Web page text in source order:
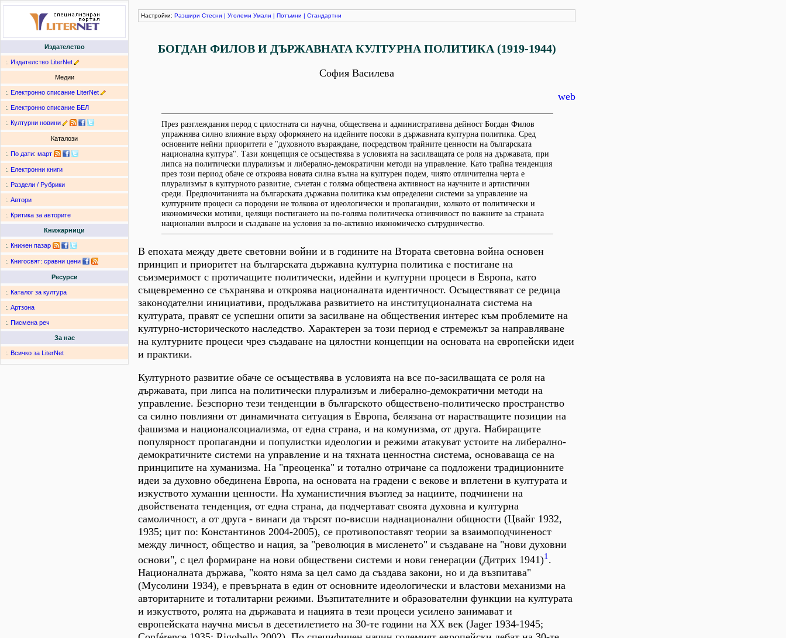
Издателство
:. Издателство LiterNet
Медии
:. Електронно списание LiterNet
:. Електронно списание БЕЛ
:. Културни новини
Каталози
:. По дати: март
:. Електронни книги
:. Раздели / Рубрики
:. Автори
:. Критика за авторите
Книжарници
:. Книжен пазар
:. Книгосвят: сравни цени
Ресурси
:. Каталог за култура
:. Артзона
:. Писмена реч
За нас
:. Всичко за LiterNet
Настройки: Разшири Стесни | Уголеми Умали | Потъмни | Стандартни
БОГДАН ФИЛОВ И ДЪРЖАВНАТА КУЛТУРНА ПОЛИТИКА (1919-1944)
София Василева
web
През разглеждания перод с цялостната си научна, обществена и административна дейност Богдан Филов
упражнява силно влияние върху оформянето на идейните посоки в държавната културна политика. Сред
основните нейни приоритети е "духовното възраждане, посредством трайните ценности на българската
национална култура". Тази концепция се осъществява в условията на засилващата се роля на държавата, при
липса на политически плурализъм и либерално-демократични методи на управление. Като трайна тенденция
през този период обаче се откроява новата силна вълна на културен подем, чиято отличителна черта е
плурализмът в културното развитие, съчетан с голяма обществена активност на научните и артистични
среди. Предпочитанията на българската държавна политика към определени системи за управление на
културните процеси са породени не толкова от идеологически и пропагандни, колкото от политически и
икономически мотиви, целящи постигането на по-голяма политическа отзивчивост по важните за страната
национални въпроси и създаване на условия за по-активно икономическо сътрудничество.
В епохата между двете световни войни и в годините на Втората световна война основен
принцип и приоритет на българската държавна културна политика е постигане на
съизмеримост с протичащите политически, идейни и културни процеси в Европа, като
същевременно се съхранява и откроява националната идентичност. Осъществяват се редица
законодателни инициативи, продължава развитието на институционалната система на
културата, правят се успешни опити за засилване на обществения интерес към проблемите на
културно-историческото наследство. Характерен за този период е стремежът за направляване
на културните процеси чрез създаване на цялостни концепции на основата на европейски идеи
и практики.
Културното развитие обаче се осъществява в условията на все по-засилващата се роля на
държавата, при липса на политически плурализъм и либерално-демократични методи на
управление. Безспорно тези тенденции в българското обществено-политическо пространство
са силно повлияни от динамичната ситуация в Европа, белязана от нарастващите позиции на
фашизма и националсоциализма, от една страна, и на комунизма, от друга. Набиращите
популярност пропагандни и популистки идеологии и режими атакуват устоите на либерално-
демократичните системи на управление и на тяхната ценностна система, основаваща се на
принципите на хуманизма. На "преоценка" и тотално отричане са подложени традиционните
идеи за духовно обединена Европа, на основата на градени с векове и вплетени в културата и
изкуството хуманни ценности. На хуманистичния възглед за нациите, подчинени на
двойствената тенденция, от една страна, да подчертават своята духовна и културна
самоличност, а от друга - винаги да търсят по-висши наднационални общности (Цвайг 1932,
1935; цит по: Константинов 2004-2005), се противопоставят теории за взаимоподчиненост
между личност, общество и нация, за "революция в мисленето" и създаване на "нови духовни
основи", с цел формиране на нови обществени системи и нови генерации (Дитрих 1941)1 .
Националната държава, "която няма за цел само да създава закони, но и да възпитава"
(Мусолини 1934), е превърната в един от основните идеологически и властови механизми на
авторитарните и тоталитарни режими. Възпитателните и образователни функции на културата
и изкуството, ролята на държавата и нацията в тези процеси усилено занимават и
европейската научна мисъл в десетилетието на 30-те години на ХХ век (Jager 1934-1945;